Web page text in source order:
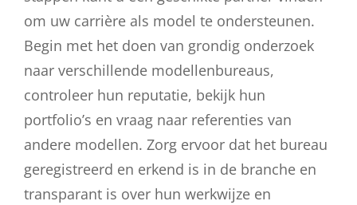
om uw carrière als model te ondersteunen.
Begin met het doen van grondig onderzoek
naar verschillende modellenbureaus,
controleer hun reputatie, bekijk hun
portfolio’s en vraag naar referenties van
andere modellen. Zorg ervoor dat het bureau
geregistreerd en erkend is in de branche en
transparant is over hun werkwijze en